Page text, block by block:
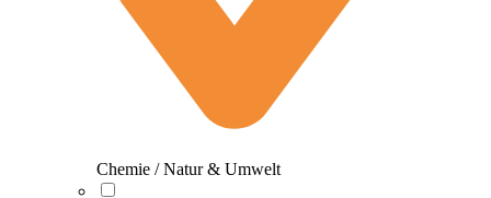
Chemie / Natur & Umwelt